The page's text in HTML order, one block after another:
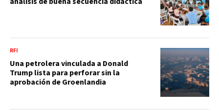
RFI
Una petrolera vinculada a Donald
Trump lista para perforar sin la
aprobación de Groenlandia